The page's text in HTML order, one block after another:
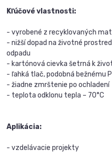
Kľúčové vlastnosti:
- vyrobené z recyklovaných
- nižší dopad na životné
odpadu
- kartónová cievka šetrná k
- ľahká tlač, podobná bežnému
- žiadne zmrštenie po ochladení
- teplota odklonu tepla – 70°C
Aplikácia:
- vzdelávacie projekty